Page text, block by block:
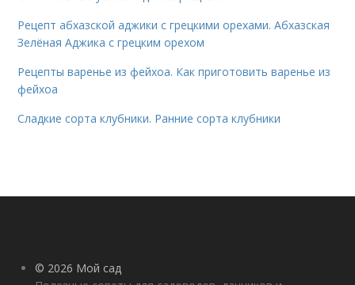
Рецепт абхазской аджики с грецкими орехами. Абхазская
Зелёная Аджика с грецким орехом
Рецепты варенье из фейхоа. Как приготовить варенье из
фейхоа
Сладкие сорта клубники. Ранние сорта клубники
© 2026 Мой сад